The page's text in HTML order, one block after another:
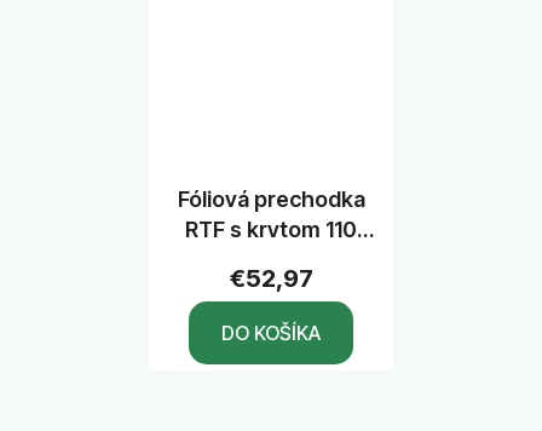
Fóliová prechodka
RTF s krytom 110
€52,97
DO KOŠÍKA